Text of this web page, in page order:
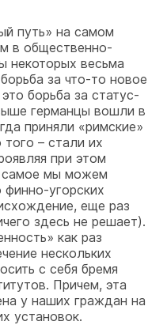
путь» на самом
в общественно-
некоторых весьма
за что-то новое
борьба за статус-
германцы вошли в
приняли «римские»
– стали их
при этом
самое мы можем
финно-угорских
еще раз
здесь не решает).
как раз
нескольких
с себя бремя
Причем, эта
у наших граждан на
установок.